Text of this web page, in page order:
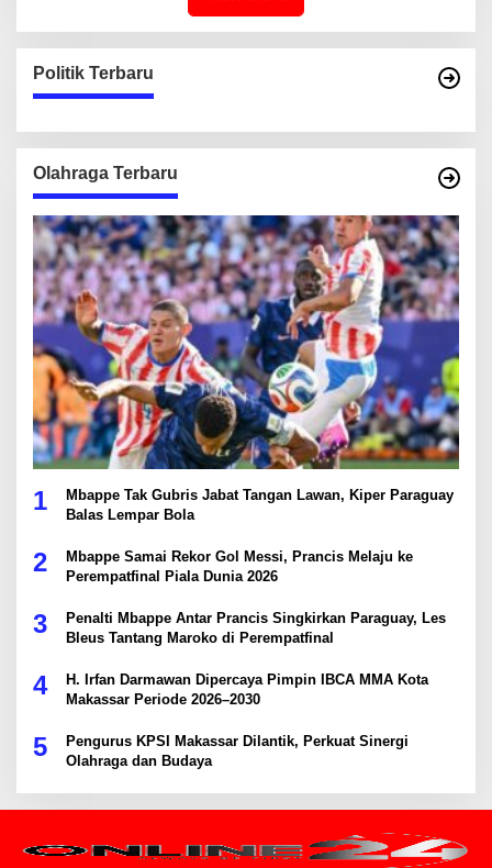
Politik Terbaru
Olahraga Terbaru
1
Mbappe Tak Gubris Jabat Tangan Lawan, Kiper Paraguay
Balas Lempar Bola
2
Mbappe Samai Rekor Gol Messi, Prancis Melaju ke
Perempatfinal Piala Dunia 2026
3
Penalti Mbappe Antar Prancis Singkirkan Paraguay, Les
Bleus Tantang Maroko di Perempatfinal
4
H. Irfan Darmawan Dipercaya Pimpin IBCA MMA Kota
Makassar Periode 2026–2030
5
Pengurus KPSI Makassar Dilantik, Perkuat Sinergi
Olahraga dan Budaya